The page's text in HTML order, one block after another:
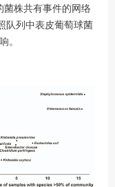
菌株共有事件的网络
队列中表皮葡萄球菌
。